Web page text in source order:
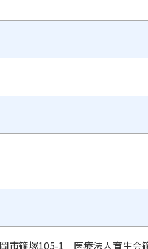
市篠塚105-1 医療法人育生